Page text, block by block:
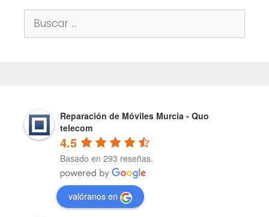
Buscar:
Reparación de Móviles Murcia - Quo
telecom
4.5
Basado en 293 reseñas.
valóranos en